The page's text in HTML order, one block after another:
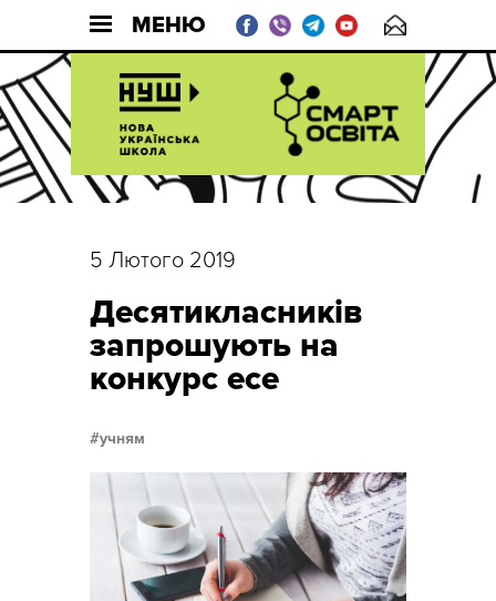
МЕНЮ
5 Лютого 2019
Десятикласників
запрошують на
конкурс есе
учням